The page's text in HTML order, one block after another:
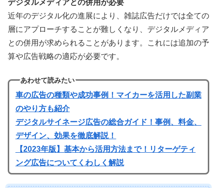
デジタルメディアとの併用が必要
近年のデジタル化の進展により、雑誌広告だけでは全ての
層にアプローチすることが難しくなり、デジタルメディア
との併用が求められることがあります。これには追加の予
算や広告戦略の適応が必要です。
あわせて読みたい
車の広告の種類や成功事例！マイカーを活用した副業
のやり方も紹介
デジタルサイネージ広告の総合ガイド！事例、料金、
デザイン、効果を徹底解説！
【2023年版】基本から活用方法まで！リターゲティ
ング広告についてくわしく解説